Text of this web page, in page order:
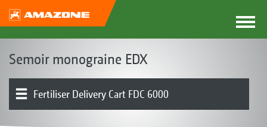
Semoir monograine EDX
Fertiliser Delivery Cart FDC 6000